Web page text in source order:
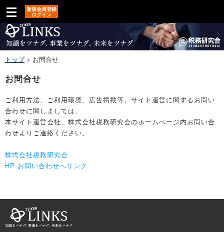
新規会員登録
ログイン
トップ> お問合せ
お問合せ
ご利用方法、ご利用環境、広告掲載等、サイト運営に関するお問い
合わせに関しましては、
本サイト運営会社、株式会社税務研究会のホームページ内お問い合
わせよりご連絡ください。
株式会社税務研究会
HP お問い合わせへリンク